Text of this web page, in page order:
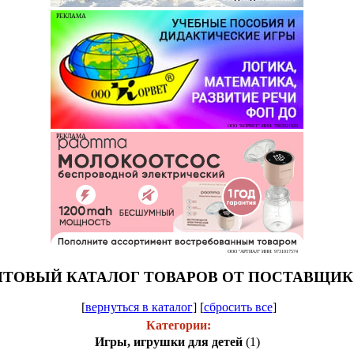
РЕКЛАМА
ООО "КОРВЕТ" ИНН: 7803021829
РЕКЛАМА
ООО "АРТИАЛ" ИНН: 9731017574
КАТАЛОГ ТОВАРОВ ОТ
[вернуться в каталог] [сбросить все]
Категории:
Игры, игрушки для детей (1)